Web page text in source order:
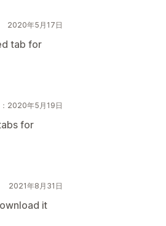
2020年5月17日
tab for
2020年5月19日
for
2021年8月31日
it